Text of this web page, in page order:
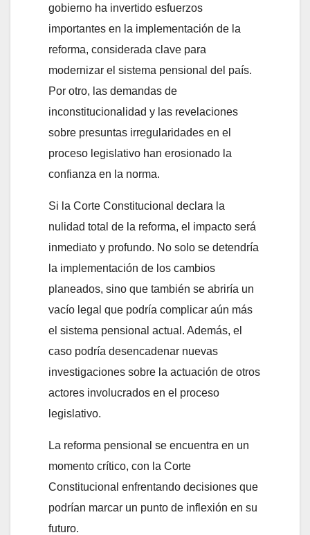
gobierno ha invertido esfuerzos
importantes en la implementación de la
reforma, considerada clave para
modernizar el sistema pensional del país.
Por otro, las demandas de
inconstitucionalidad y las revelaciones
sobre presuntas irregularidades en el
proceso legislativo han erosionado la
confianza en la norma.
Si la Corte Constitucional declara la
nulidad total de la reforma, el impacto será
inmediato y profundo. No solo se detendría
la implementación de los cambios
planeados, sino que también se abriría un
vacío legal que podría complicar aún más
el sistema pensional actual. Además, el
caso podría desencadenar nuevas
investigaciones sobre la actuación de otros
actores involucrados en el proceso
legislativo.
La reforma pensional se encuentra en un
momento crítico, con la Corte
Constitucional enfrentando decisiones que
podrían marcar un punto de inflexión en su
futuro.